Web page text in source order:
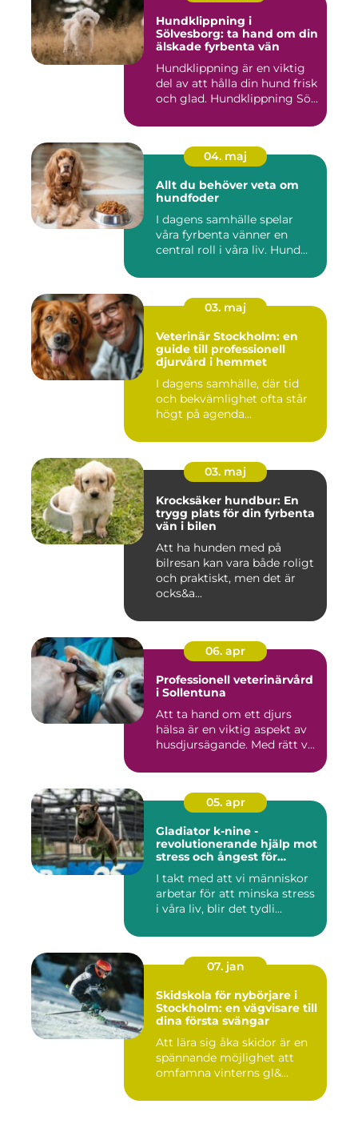
Hundklippning i
Sölvesborg: ta hand om din
älskade fyrbenta vän
Hundklippning är en viktig
del av att hålla din hund frisk
och glad. Hundklippning Sö...
04. maj
Allt du behöver veta om
hundfoder
I dagens samhälle spelar
våra fyrbenta vänner en
central roll i våra liv. Hund...
03. maj
Veterinär Stockholm: en
guide till professionell
djurvård i hemmet
I dagens samhälle, där tid
och bekvämlighet ofta står
högt på agenda...
03. maj
Krocksäker hundbur: En
trygg plats för din fyrbenta
vän i bilen
Att ha hunden med på
bilresan kan vara både roligt
och praktiskt, men det är
ocks&a...
06. apr
Professionell veterinärvård
i Sollentuna
Att ta hand om ett djurs
hälsa är en viktig aspekt av
husdjursägande. Med rätt v...
05. apr
Gladiator k-nine -
revolutionerande hjälp mot
stress och ångest för
I takt med att vi människor
arbetar för att minska stress
i våra liv, blir det tydli...
07. jan
Skidskola för nybörjare i
Stockholm: en vägvisare till
dina första svängar
Att lära sig åka skidor är en
spännande möjlighet att
omfamna vinterns gl&...